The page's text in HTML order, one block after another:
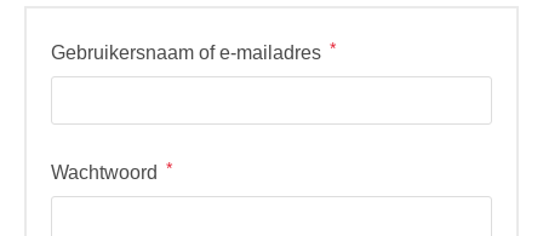
Gebruikersnaam of e-mailadres *Vereist
Wachtwoord *Vereist